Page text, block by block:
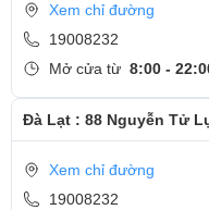
Xem chỉ đường
19008232
Mở cửa từ 8:00 -
Đà Lạt : 88 Nguyễn Tử
Xem chỉ đường
19008232